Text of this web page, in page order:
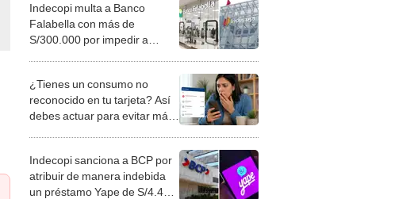
Indecopi multa a Banco
Falabella con más de
S/300.000 por impedir a
¿Tienes un consumo no
reconocido en tu tarjeta? Así
debes actuar para evitar más
Indecopi sanciona a BCP por
atribuir de manera indebida
un préstamo Yape de S/4.400